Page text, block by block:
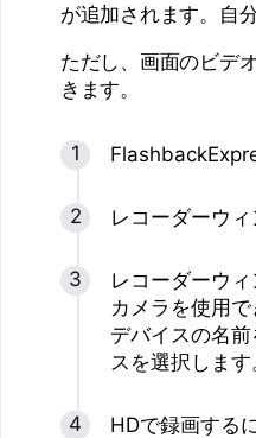
が追加されます。自
ただし、画面のビデ
きます。
レコーダーウ
レコーダーウ
カメラを使用
デバイスの名
スを選択します
HDで録画する